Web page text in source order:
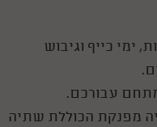
ימי כייף וגיבוש
עבורכם.
מפנקת הכוללת שתיה